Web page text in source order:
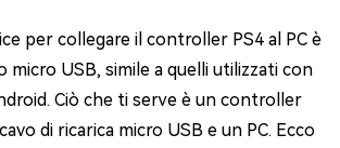
per collegare il controller PS4 al PC è
micro USB, simile a quelli utilizzati con
Ciò che ti serve è un controller
di ricarica micro USB e un PC. Ecco